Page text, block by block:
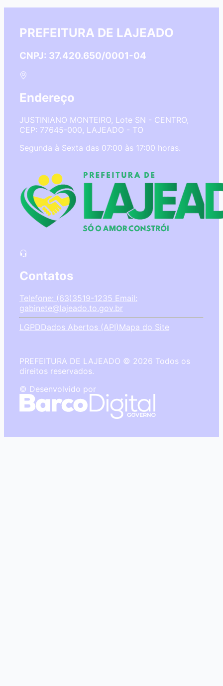
PREFEITURA DE LAJEADO
CNPJ: 37.420.650/0001-04
Endereço
JUSTINIANO MONTEIRO, Lote SN - CENTRO,
CEP: 77645-000, LAJEADO - TO
Segunda à Sexta das 07:00 às 17:00 horas.
Contatos
Telefone: (63)3519-1235 Email:
gabinete@lajeado.to.gov.br
LGPDDados Abertos (API)Mapa do Site
PREFEITURA DE LAJEADO © 2026 Todos os
direitos reservados.
© Desenvolvido por